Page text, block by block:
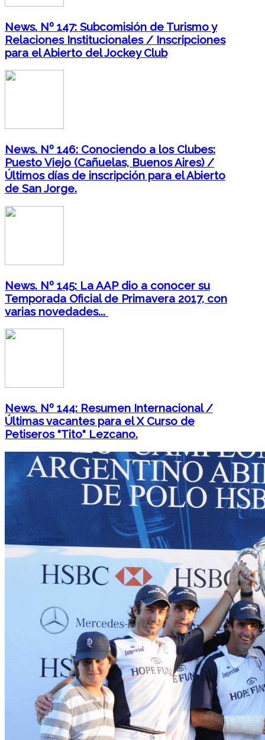
News. Nº 147: Subcomisión de Turismo y
Relaciones Institucionales / Inscripciones
para el Abierto del Jockey Club
News. Nº 146: Conociendo a los Clubes:
Puesto Viejo (Cañuelas, Buenos Aires) /
Últimos días de inscripción para el Abierto
de San Jorge.
News. Nº 145: La AAP dio a conocer su
Temporada Oficial de Primavera 2017, con
varias novedades...
News. Nº 144: Resumen Internacional /
Últimas vacantes para el X Curso de
Petiseros "Tito" Lezcano.